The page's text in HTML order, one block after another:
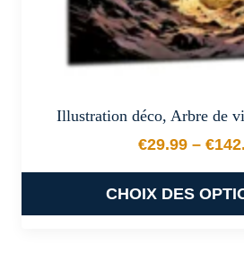
Illustration déco, Arbre de
€29.99 – €
CHOIX DES